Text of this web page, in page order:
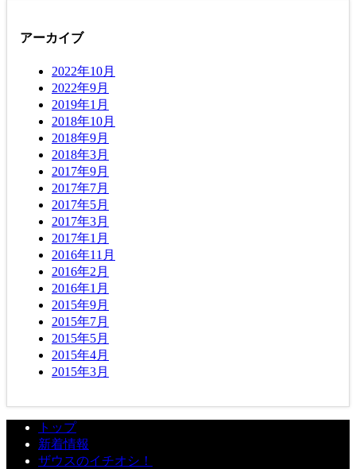
アーカイブ
2022年10月
2022年9月
2019年1月
2018年10月
2018年9月
2018年3月
2017年9月
2017年7月
2017年5月
2017年3月
2017年1月
2016年11月
2016年2月
2016年1月
2015年9月
2015年7月
2015年5月
2015年4月
2015年3月
トップ
新着情報
ザウスのイチオシ！